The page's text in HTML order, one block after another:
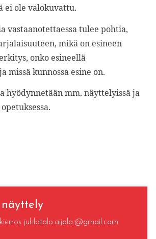
ei ole valokuvattu.
vastaanotettaessa tulee pohtia,
mikä on esineen
onko esineellä
missä kunnossa esine on.
hyödynnetään mm. näyttelyissä ja
juhlatalo.aijala.@gmail.com